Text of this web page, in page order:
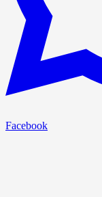
Facebook